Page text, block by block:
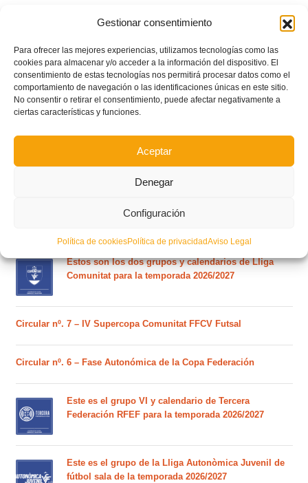
Gestionar consentimiento
Para ofrecer las mejores experiencias, utilizamos tecnologías como las
cookies para almacenar y/o acceder a la información del dispositivo. El
consentimiento de estas tecnologías nos permitirá procesar datos como el
comportamiento de navegación o las identificaciones únicas en este sitio.
No consentir o retirar el consentimiento, puede afectar negativamente a
ciertas características y funciones.
Aceptar
Denegar
Configuración
Política de cookiesPolítica de privacidadAviso Legal
en el embajador de la Comunitat Valenciana
Estos son los dos grupos y calendarios de Lliga
Comunitat para la temporada 2026/2027
Circular nº. 7 – IV Supercopa Comunitat FFCV Futsal
Circular nº. 6 – Fase Autonómica de la Copa Federación
Este es el grupo VI y calendario de Tercera
Federación RFEF para la temporada 2026/2027
Este es el grupo de la Lliga Autonòmica Juvenil de
fútbol sala de la temporada 2026/2027